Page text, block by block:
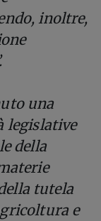
inoltre,
una
legislative
della
tutela
e